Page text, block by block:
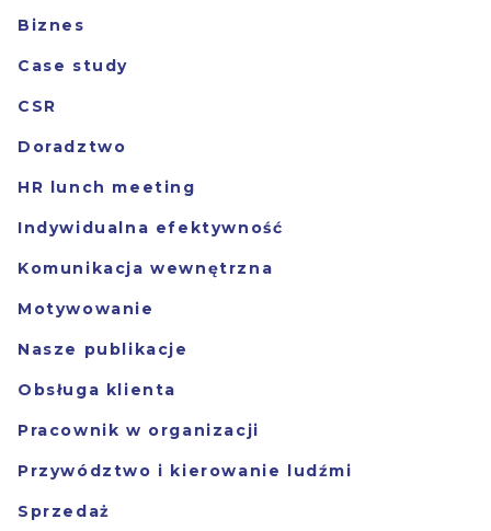
Biznes
Case study
CSR
Doradztwo
HR lunch meeting
Indywidualna efektywność
Komunikacja wewnętrzna
Motywowanie
Nasze publikacje
Obsługa klienta
Pracownik w organizacji
Przywództwo i kierowanie ludźmi
Sprzedaż